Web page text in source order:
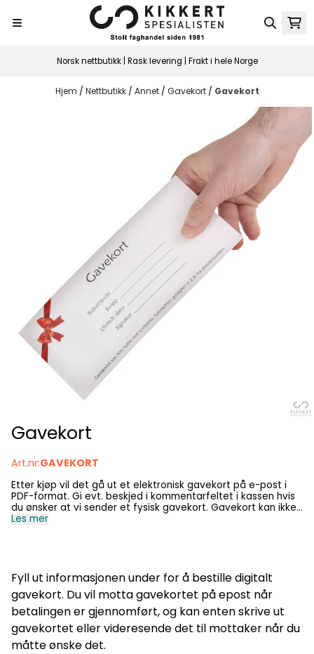
Norsk nettbutikk | Rask levering | Frakt i hele Norge
Hjem / Nettbutikk / Annet / Gavekort / Gavekort
Gavekort
Art.nr:GAVEKORT
Etter kjøp vil det gå ut et elektronisk gavekort på e-post i
PDF-format. Gi evt. beskjed i kommentarfeltet i kassen hvis
du ønsker at vi sender et fysisk gavekort. Gavekort kan ikke
løses inn i kontanter. Hele summen på gavekortet må brukes,
Les mer
Fyll ut informasjonen under for å bestille digitalt
gavekort. Du vil motta gavekortet på epost når
betalingen er gjennomført, og kan enten skrive ut
gavekortet eller videresende det til mottaker når du
måtte ønske det.